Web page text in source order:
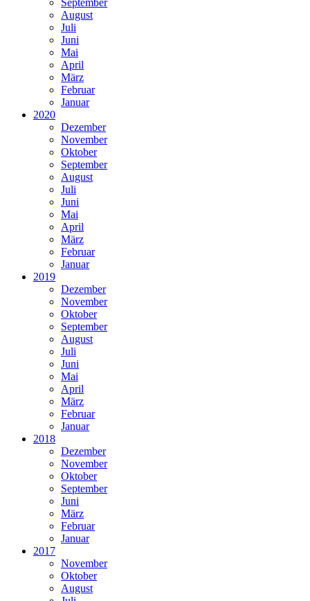
September
August
Juli
Juni
Mai
April
März
Februar
Januar
2020
Dezember
November
Oktober
September
August
Juli
Juni
Mai
April
März
Februar
Januar
2019
Dezember
November
Oktober
September
August
Juli
Juni
Mai
April
März
Februar
Januar
2018
Dezember
November
Oktober
September
Juni
März
Februar
Januar
2017
November
Oktober
August